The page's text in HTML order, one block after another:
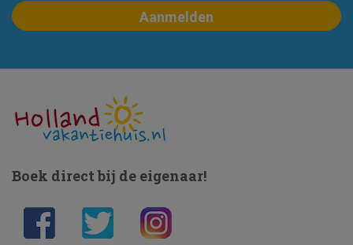
Boek direct bij de eigenaar!